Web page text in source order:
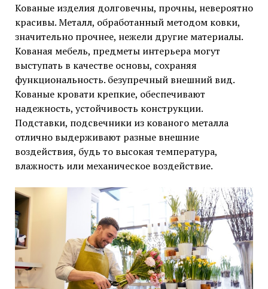
Кованые изделия долговечны, прочны, невероятно
красивы. Металл, обработанный методом ковки,
значительно прочнее, нежели другие материалы.
Кованая мебель, предметы интерьера могут
выступать в качестве основы, сохраняя
функциональность. безупречный внешний вид.
Кованые кровати крепкие, обеспечивают
надежность, устойчивость конструкции.
Подставки, подсвечники из кованого металла
отлично выдерживают разные внешние
воздействия, будь то высокая температура,
влажность или механическое воздействие.